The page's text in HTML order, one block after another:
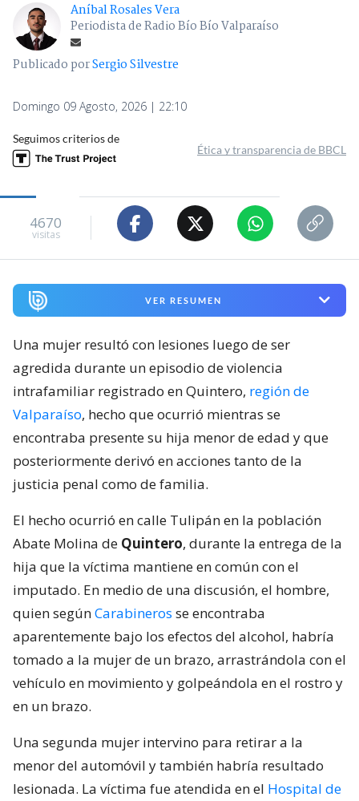
Aníbal Rosales Vera
Periodista de Radio Bío Bío Valparaíso
Publicado porSergio Silvestre
Domingo 09 Agosto, 2026 | 22:10
Seguimos criterios de
Ética y transparencia de BBCL
4670
visitas
VER RESUMEN
Una mujer resultó con lesiones luego de ser
agredida durante un episodio de violencia
intrafamiliar registrado en Quintero, región de
Valparaíso, hecho que ocurrió mientras se
encontraba presente su hija menor de edad y que
posteriormente derivó en acciones tanto de la
justicia penal como de familia.
El hecho ocurrió en calle Tulipán en la población
Abate Molina de Quintero, durante la entrega de la
hija que la víctima mantiene en común con el
imputado. En medio de una discusión, el hombre,
quien segúnCarabineros se encontraba
aparentemente bajo los efectos del alcohol, habría
tomado a la mujer de un brazo, arrastrándola con el
vehículo en movimiento y golpeándola en el rostro y
en un brazo.
Una segunda mujer intervino para retirar a la
menor del automóvil y también habría resultado
lesionada. La víctima fue atendida en el Hospital de